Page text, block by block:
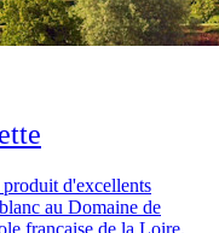
d'excellents
au Domaine de